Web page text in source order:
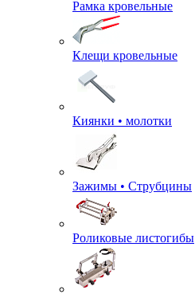
Рамка кровельные
Клещи кровельные
Киянки • молотки
Зажимы • Струбцины
Роликовые листогибы